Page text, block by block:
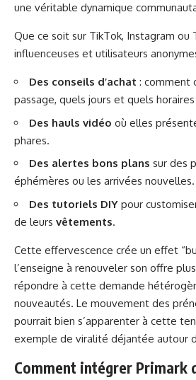
une véritable dynamique
Que ce soit sur TikTok, Instagram ou
influenceuses et utilisateurs
Des conseils d’achat : comment
passage, quels jours et quels
Des hauls vidéo où elles
phares.
Des alertes bons plans sur des
éphémères ou les arrivées nouvelles.
Des tutoriels DIY pour
de leurs vêtements.
Cette effervescence crée un effet
l’enseigne à renouveler son offre
répondre à cette demande
nouveautés. Le mouvement des
pourrait bien s’apparenter à cette
exemple de viralité déjantée autour
Comment intégrer Primark